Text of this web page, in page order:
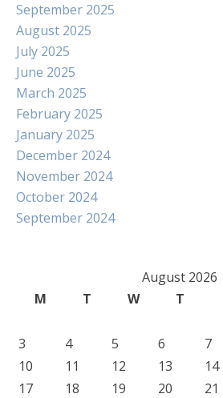
September 2025
August 2025
July 2025
June 2025
March 2025
February 2025
January 2025
December 2024
November 2024
October 2024
September 2024
August 2026
M
T W T
3
4 5 6 7
10
11 12 13 14
17
18 19 20 21